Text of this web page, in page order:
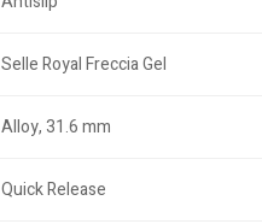
Selle Royal Freccia Gel
Alloy, 31.6 mm
Quick Release